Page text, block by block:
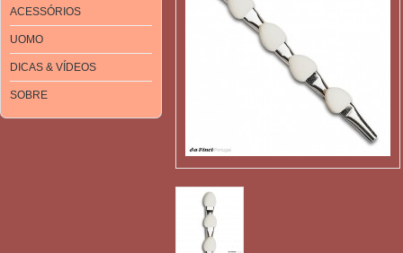
ACESSÓRIOS
UOMO
DICAS & VÍDEOS
SOBRE